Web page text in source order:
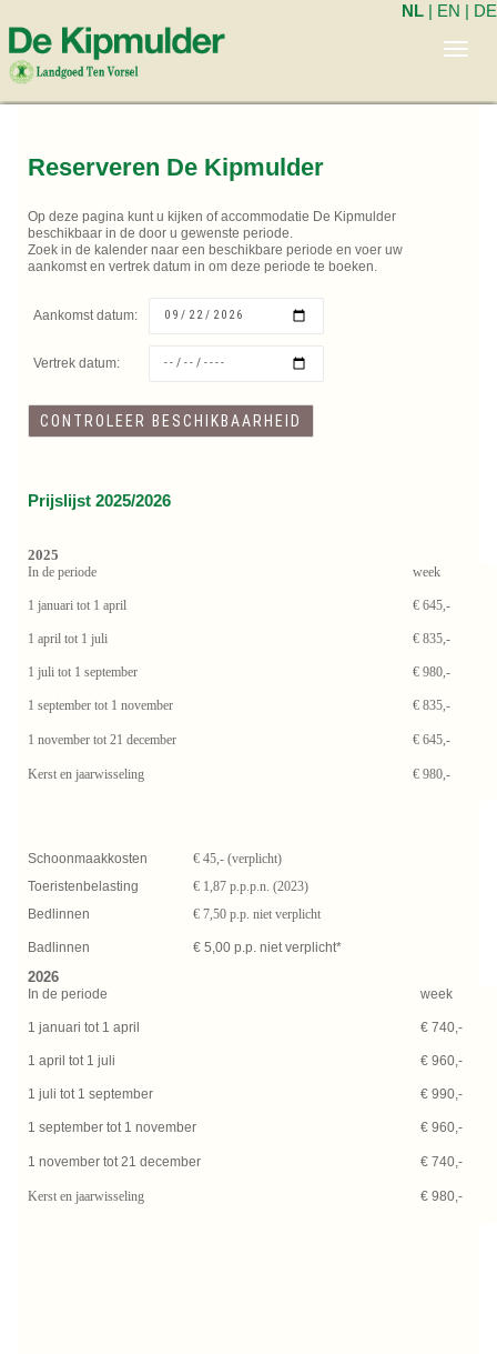
NL | EN | DE
Reserveren De Kipmulder
Op deze pagina kunt u kijken of accommodatie De Kipmulder
beschikbaar in de door u gewenste periode.
Zoek in de kalender naar een beschikbare periode en voer uw
aankomst en vertrek datum in om deze periode te boeken.
Aankomst datum:
Vertrek datum:
Prijslijst 2025/2026
2025
In de periode week
1 januari tot 1 april € 645,-
1 april tot 1 juli € 835,-
1 juli tot 1 september € 980,-
1 september tot 1 november € 835,-
1 november tot 21 december € 645,-
Kerst en jaarwisseling € 980,-
Schoonmaakkosten
€ 45,- (verplicht)
Toeristenbelasting
€ 1,87 p.p.p.n. (2023)
Bedlinnen
Badlinnen
€ 7,50 p.p. niet verplicht
€ 5,00 p.p. niet verplicht*
2026
In de periode week
1 januari tot 1 april € 740,-
1 april tot 1 juli € 960,-
1 juli tot 1 september € 990,-
1 september tot 1 november € 960,-
1 november tot 21 december € 740,-
Kerst en jaarwisseling € 980,-